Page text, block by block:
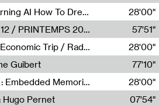
Chettaoui
Radia Show #1103 : “Learning AI How To Dream” by Sebastian Dingens (Radio Campus Bruxelles)
28'00"
LA PYRAMIDE DE BOIS 12 / PRINTEMPS 2026
57'51"
Radia Show #1102 : The Economic Trip / Radio Grenouille
28'00"
Guibert
77'10"
Radia Show Show #1101 : Embedded Memories by Jimmy Peggie / radioart106
28'00"
Hugo Pernet
07'54"